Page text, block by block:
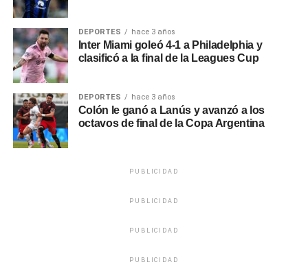
DEPORTES hace 3 años
Inter Miami goleó 4-1 a Philadelphia y
clasificó a la final de la Leagues Cup
DEPORTES hace 3 años
Colón le ganó a Lanús y avanzó a los
octavos de final de la Copa Argentina
PUBLICIDAD
PUBLICIDAD
PUBLICIDAD
PUBLICIDAD